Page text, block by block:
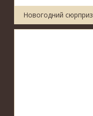
Новогодний cюрприз